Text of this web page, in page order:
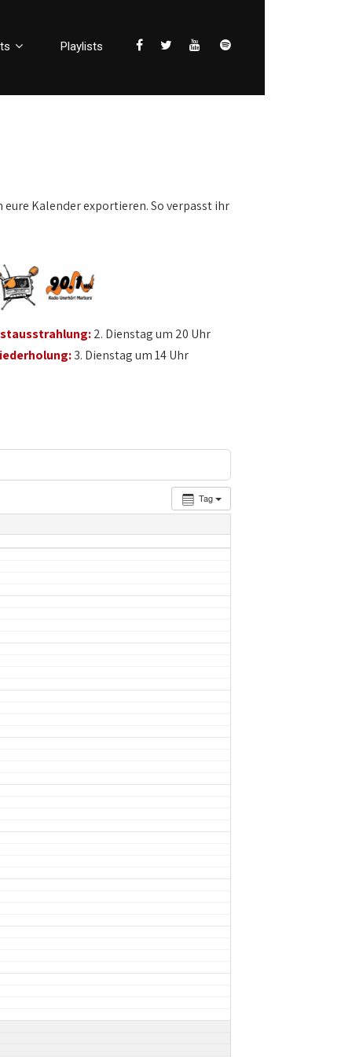
Playlists
Kalender exportieren. So verpasst ihr
2. Dienstag um 20 Uhr
3. Dienstag um 14 Uhr
Tag